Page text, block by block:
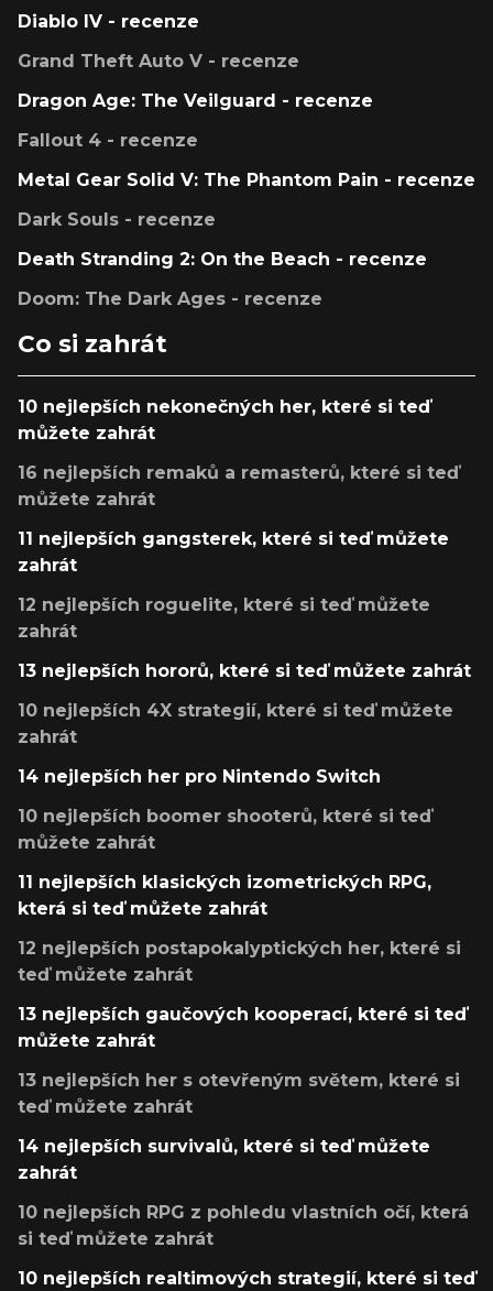
Diablo IV - recenze
Grand Theft Auto V - recenze
Dragon Age: The Veilguard - recenze
Fallout 4 - recenze
Metal Gear Solid V: The Phantom Pain - recenze
Dark Souls - recenze
Death Stranding 2: On the Beach - recenze
Doom: The Dark Ages - recenze
Co si zahrát
10 nejlepších nekonečných her, které si teď
můžete zahrát
16 nejlepších remaků a remasterů, které si teď
můžete zahrát
11 nejlepších gangsterek, které si teď můžete
zahrát
12 nejlepších roguelite, které si teď můžete
zahrát
13 nejlepších hororů, které si teď můžete zahrát
10 nejlepších 4X strategií, které si teď můžete
zahrát
14 nejlepších her pro Nintendo Switch
10 nejlepších boomer shooterů, které si teď
můžete zahrát
11 nejlepších klasických izometrických RPG,
která si teď můžete zahrát
12 nejlepších postapokalyptických her, které si
teď můžete zahrát
13 nejlepších gaučových kooperací, které si teď
můžete zahrát
13 nejlepších her s otevřeným světem, které si
teď můžete zahrát
14 nejlepších survivalů, které si teď můžete
zahrát
10 nejlepších RPG z pohledu vlastních očí, která
si teď můžete zahrát
10 nejlepších realtimových strategií, které si teď